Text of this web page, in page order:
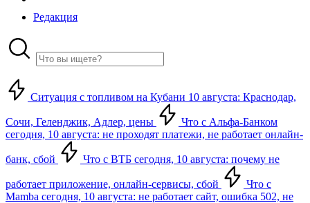
Редакция
Ситуация с топливом на Кубани 10 августа: Краснодар,
Сочи, Геленджик, Адлер, цены
Что с Альфа-Банком
сегодня, 10 августа: не проходят платежи, не работает онлайн-
банк, сбой Что с ВТБ сегодня, 10 августа: почему не
работает приложение, онлайн-сервисы, сбой
Что с
Mamba сегодня, 10 августа: не работает сайт, ошибка 502, не